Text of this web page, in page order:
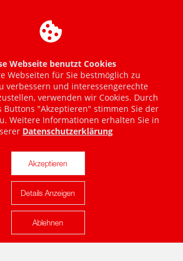
Karte anzeigen
Webseite benutzt Cookies
Webseiten für Sie bestmöglich zu
verbessern und interessengerechte
verwenden wir Cookies. Durch
Buttons "Akzeptieren" stimmen Sie der
Weitere Informationen erhalten Sie in
Datenschutzerklärung
Akzeptieren
Details Anzeigen
Ablehnen